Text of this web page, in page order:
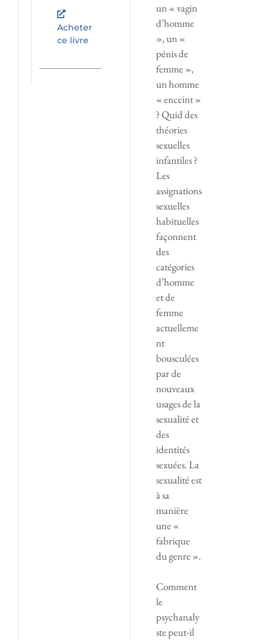
Acheter
ce livre
un « vagin
d’homme
», un «
pénis de
femme »,
un homme
« enceint »
? Quid des
théories
sexuelles
infantiles ?
Les
assignations
sexuelles
habituelles
façonnent
des
catégories
d’homme
et de
femme
actuelleme
nt
bousculées
par de
nouveaux
usages de la
sexualité et
des
identités
sexuées. La
sexualité est
à sa
manière
une «
fabrique
du genre ».
Comment
le
psychanaly
ste peut-il